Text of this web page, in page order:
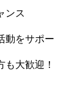
ンス
動をサポー
大歓迎！